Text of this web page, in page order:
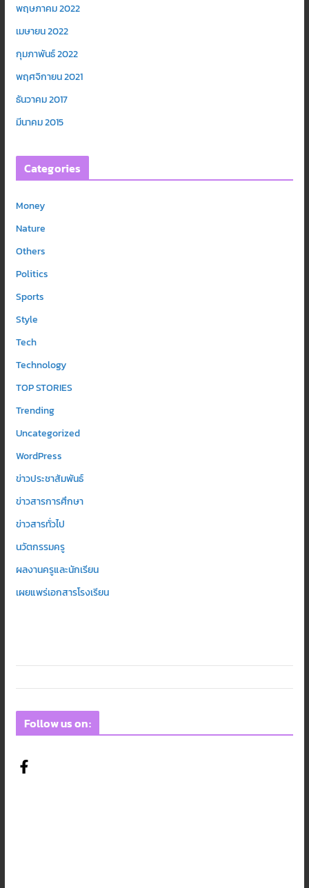
พฤษภาคม 2022
เมษายน 2022
กุมภาพันธ์ 2022
พฤศจิกายน 2021
ธันวาคม 2017
มีนาคม 2015
Categories
Money
Nature
Others
Politics
Sports
Style
Tech
Technology
TOP STORIES
Trending
Uncategorized
WordPress
ข่าวประชาสัมพันธ์
ข่าวสารการศึกษา
ข่าวสารทั่วไป
นวัตกรรมครู
ผลงานครูและนักเรียน
เผยแพร่เอกสารโรงเรียน
Follow us on: